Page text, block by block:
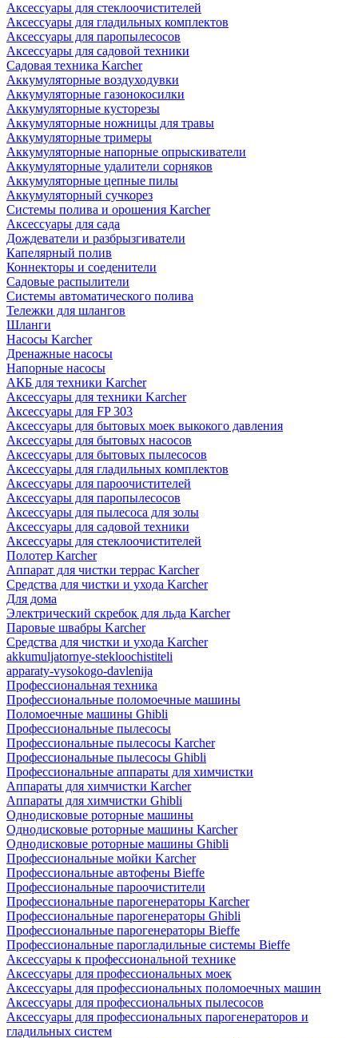
Аксессуары для стеклоочистителей
Аксессуары для гладильных комплектов
Аксессуары для паропылесосов
Аксессуары для садовой техники
Садовая техника Karcher
Аккумуляторные воздуходувки
Аккумуляторные газонокосилки
Аккумуляторные кусторезы
Аккумуляторные ножницы для травы
Аккумуляторные тримеры
Аккумуляторные напорные опрыскиватели
Аккумуляторные удалители сорняков
Аккумуляторные цепные пилы
Аккумуляторный сучкорез
Системы полива и орошения Karcher
Аксессуары для сада
Дождеватели и разбрызгиватели
Капелярный полив
Коннекторы и соеденители
Садовые распылители
Системы автоматического полива
Тележки для шлангов
Шланги
Насосы Karcher
Дренажные насосы
Напорные насосы
АКБ для техники Karcher
Аксессуары для техники Karcher
Аксессуары для FP 303
Аксессуары для бытовых моек выкокого давления
Аксессуары для бытовых насосов
Аксессуары для бытовых пылесосов
Аксессуары для гладильных комплектов
Аксессуары для пароочистителей
Аксессуары для паропылесосов
Аксессуары для пылесоса для золы
Аксессуары для садовой техники
Аксессуары для стеклоочистителей
Полотер Karcher
Аппарат для чистки террас Karcher
Средства для чистки и ухода Karcher
Для дома
Электрический скребок для льда Karcher
Паровые швабры Karcher
Средства для чистки и ухода Karcher
akkumuljatornye-stekloochistiteli
apparaty-vysokogo-davlenija
Профессиональная техника
Профессиональные поломоечные машины
Поломоечные машины Ghibli
Профессиональные пылесосы
Профессиональные пылесосы Karcher
Профессиональные пылесосы Ghibli
Профессиональные аппараты для химчистки
Аппараты для химчистки Karcher
Аппараты для химчистки Ghibli
Однодисковые роторные машины
Однодисковые роторные машины Karcher
Однодисковые роторные машины Ghibli
Профессиональные мойки Karcher
Профессиональные автофены Bieffe
Профессиональные пароочистители
Профессиональные парогенераторы Karcher
Профессиональные парогенераторы Ghibli
Профессиональные парогенераторы Bieffe
Профессиональные парогладильные системы Bieffe
Аксессуары к профессиональной технике
Аксессуары для профессиональных моек
Аксессуары для профессиональных поломоечных машин
Аксессуары для профессиональных пылесосов
Аксессуары для профессиональных парогенераторов и
гладильных систем